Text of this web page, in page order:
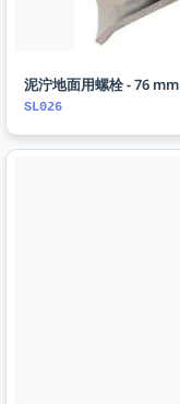
泥泞地面用螺栓 - 76 mm
SL026